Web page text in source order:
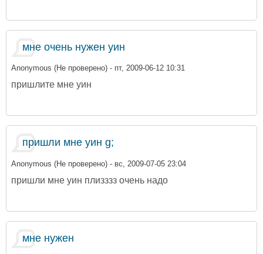
мне очень нужен уин
Anonymous (Не проверено) - пт, 2009-06-12 10:31
пришлите мне уин
пришли мне уин g;
Anonymous (Не проверено) - вс, 2009-07-05 23:04
пришли мне уин плизззз очень надо
мне нужен